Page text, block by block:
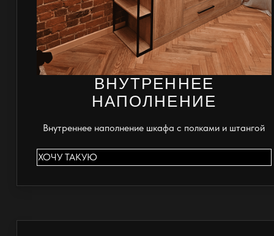
ВНУТРЕННЕЕ
НАПОЛНЕНИЕ
Внутреннее наполнение шкафа с полками и штангой
ХОЧУ ТАКУЮ